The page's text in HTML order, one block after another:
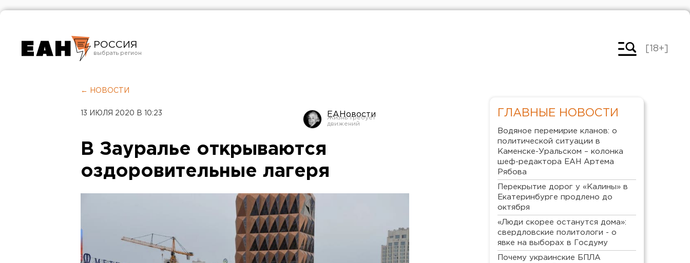
РОССИЯ
Челябинск
[18+]
← НОВОСТИ
13 ИЮЛЯ 2020 В 10:23 ЕАНовости
В Зауралье открываются
оздоровительные лагеря
ГЛАВНЫЕ НОВОСТИ
Водяное перемирие кланов: о
политической ситуации в
Каменске-Уральском – колонка
шеф-редактора ЕАН Артема
Рябова
Перекрытие дорог у «Калины» в
Екатеринбурге продлено до
октября
«Люди скорее останутся дома»:
свердловские политологи - о
явке на выборах в Госдуму
Почему украинские БПЛА